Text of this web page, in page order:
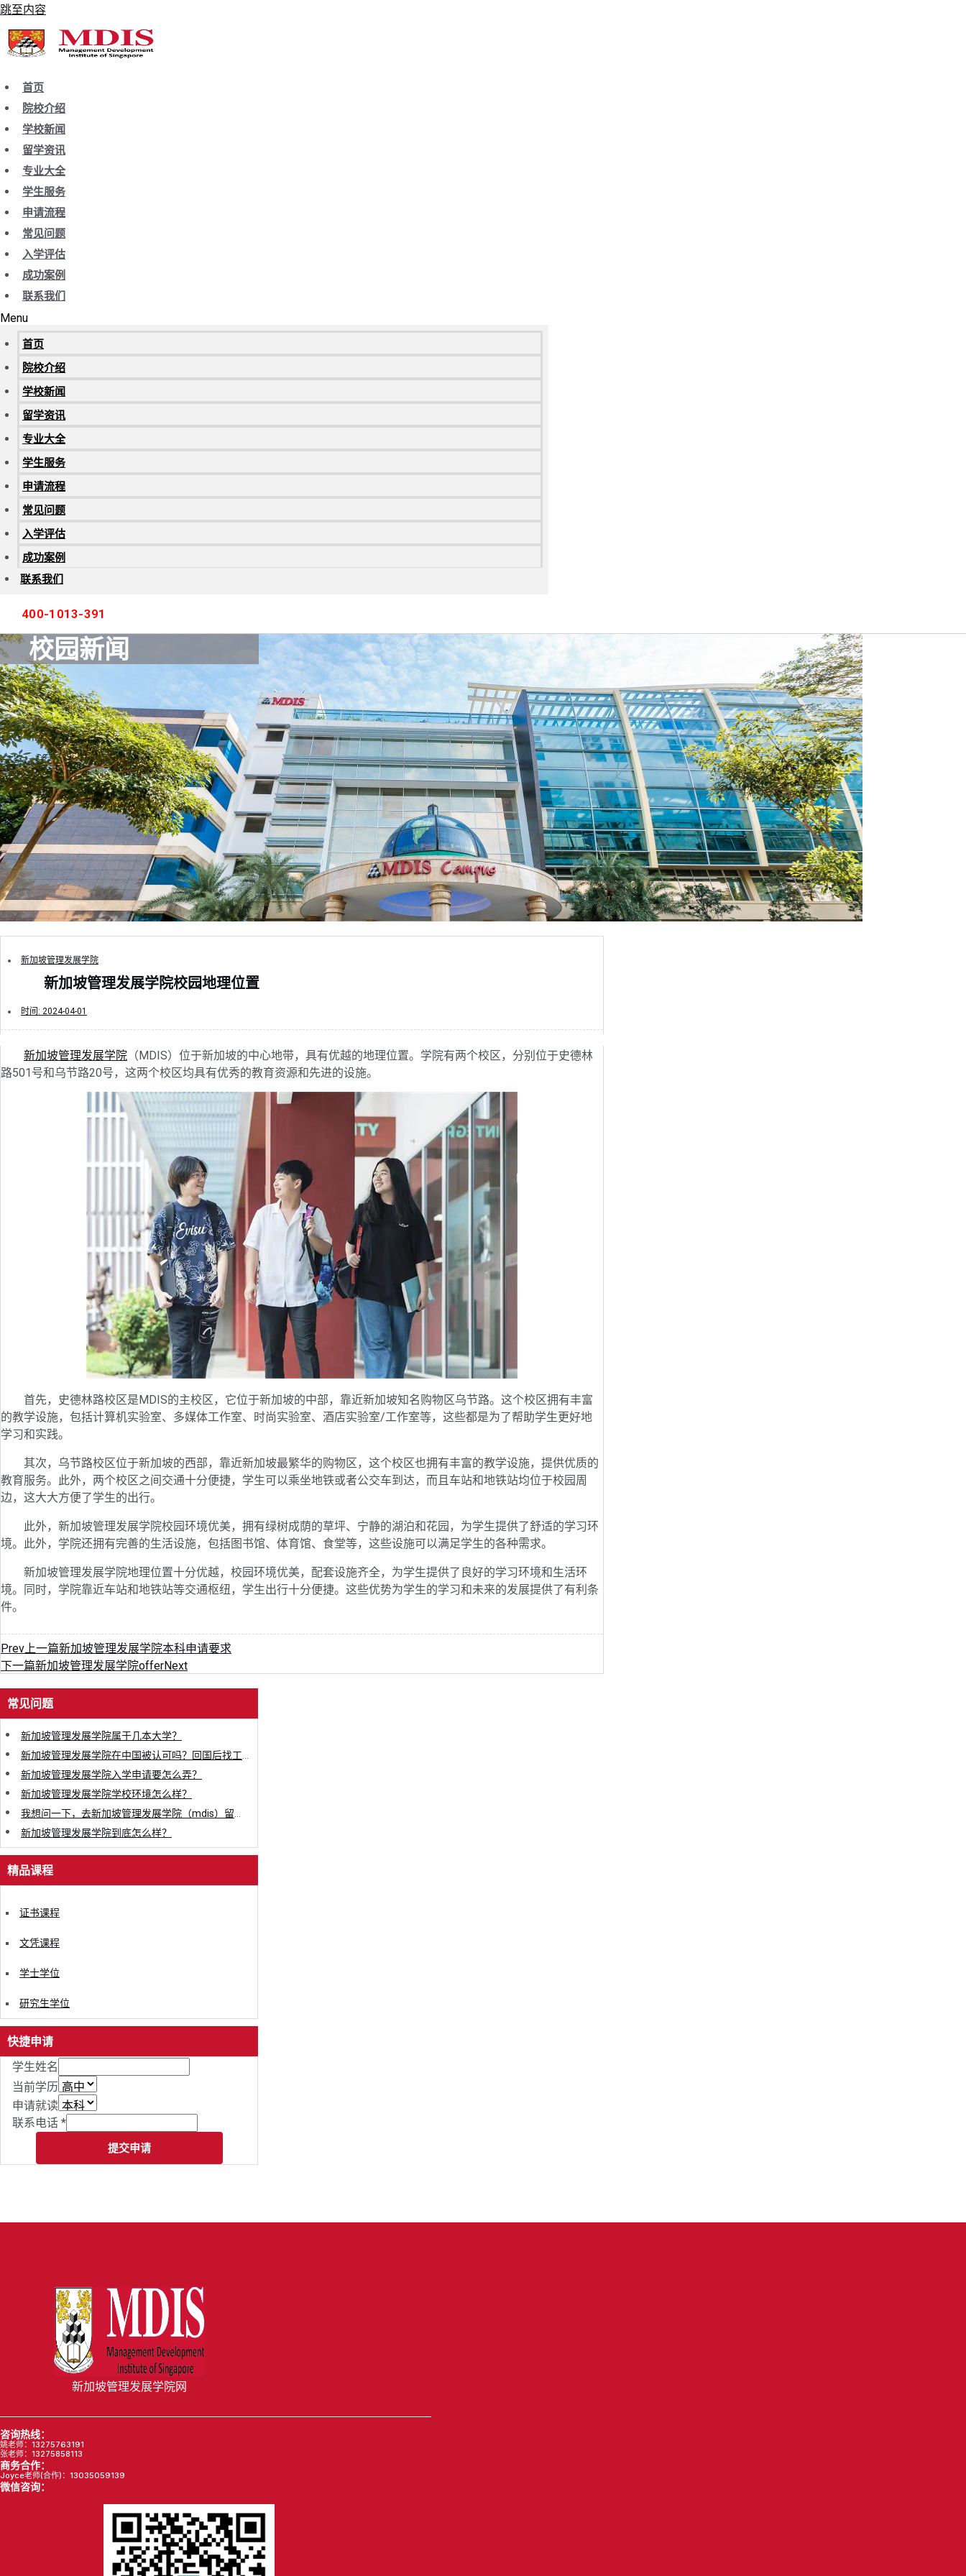
跳至内容
首页
院校介绍
学校新闻
留学资讯
专业大全
学生服务
申请流程
常见问题
入学评估
成功案例
联系我们
Menu
首页
院校介绍
学校新闻
留学资讯
专业大全
学生服务
申请流程
常见问题
入学评估
成功案例
联系我们
400-1013-391
校园新闻
新加坡管理发展学院
新加坡管理发展学院校园地理位置
时间: 2024-04-01
新加坡管理发展学院 （MDIS）位于新加坡的中心地带，具有优越的地理位置。学院有两个校区，分别位于史德林
路501号和乌节路20号，这两个校区均具有优秀的教育资源和先进的设施。
首先，史德林路校区是MDIS的主校区，它位于新加坡的中部，靠近新加坡知名购物区乌节路。这个校区拥有丰富
的教学设施，包括计算机实验室、多媒体工作室、时尚实验室、酒店实验室/工作室等，这些都是为了帮助学生更好地
学习和实践。
其次，乌节路校区位于新加坡的西部，靠近新加坡最繁华的购物区，这个校区也拥有丰富的教学设施，提供优质的
教育服务。此外，两个校区之间交通十分便捷，学生可以乘坐地铁或者公交车到达，而且车站和地铁站均位于校园周
边，这大大方便了学生的出行。
此外，新加坡管理发展学院校园环境优美，拥有绿树成荫的草坪、宁静的湖泊和花园，为学生提供了舒适的学习环
境。此外，学院还拥有完善的生活设施，包括图书馆、体育馆、食堂等，这些设施可以满足学生的各种需求。
新加坡管理发展学院地理位置十分优越，校园环境优美，配套设施齐全，为学生提供了良好的学习环境和生活环
境。同时，学院靠近车站和地铁站等交通枢纽，学生出行十分便捷。这些优势为学生的学习和未来的发展提供了有利条
件。
Prev上一篇新加坡管理发展学院本科申请要求
下一篇新加坡管理发展学院offerNext
常见问题
新加坡管理发展学院属于几本大学？
新加坡管理发展学院入学申请要怎么弄？
新加坡管理发展学院学校环境怎么样？
新加坡管理发展学院到底怎么样？
精品课程
证书课程
文凭课程
学士学位
研究生学位
快捷申请
学生姓名
当前学历
申请就读
联系电话 *
提交申请
新加坡管理发展学院网
咨询热线：
姚老师：13275763191
张老师：13275858113
商务合作：
Joyce老师(合作)：13035059139
微信咨询：